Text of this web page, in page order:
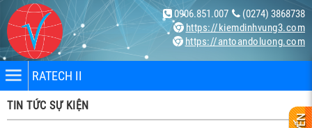
(0274) 3868738
0906.851.007
https://kiemdinhvung3.com
https://antoandoluong.com
RATECH II
TIN TỨC SỰ KIỆN